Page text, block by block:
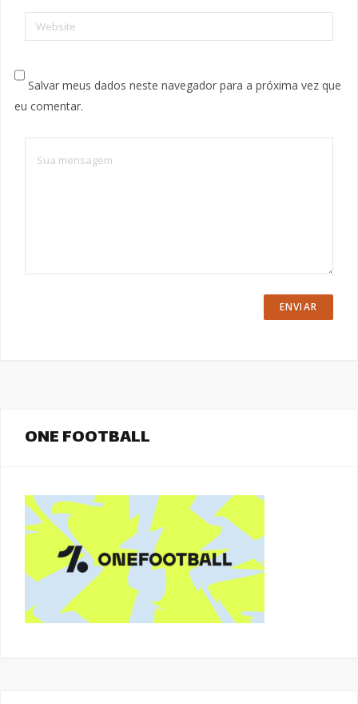
Website
Salvar meus dados neste navegador para a próxima vez que
eu comentar.
ONE FOOTBALL